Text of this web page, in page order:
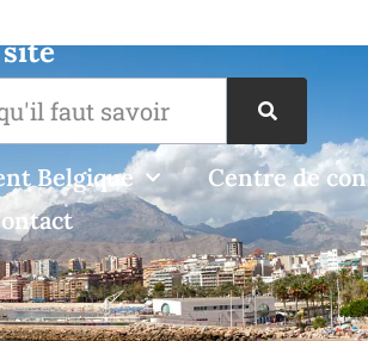
Belgique
Centre de